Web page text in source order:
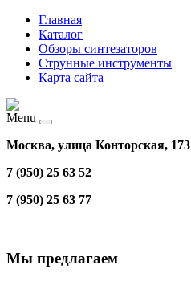
Главная
Каталог
Обзоры синтезаторов
Струнные инструменты
Карта сайта
Menu
Москва, улица Конторская, 173
7 (950) 25 63 52
7 (950) 25 63 77
Мы предлагаем